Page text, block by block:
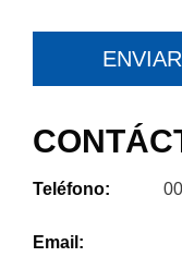
Teléfono:
Email: